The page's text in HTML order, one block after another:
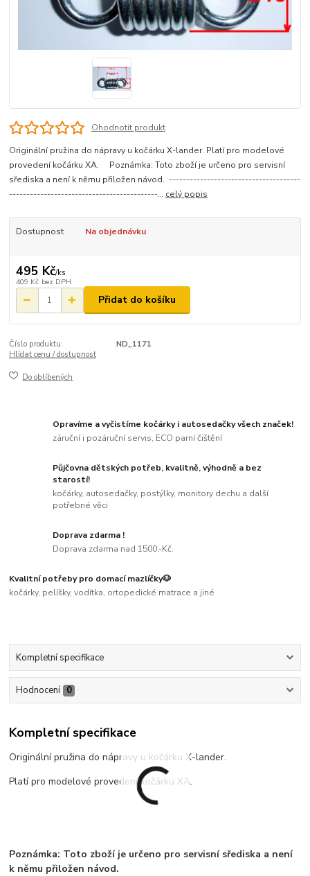
Ohodnotit produkt
Originální pružina do nápravy u kočárku X-lander. Platí pro modelové
provedení kočárku XA. Poznámka: Toto zboží je určeno pro servisní
sřediska a není k němu přiložen návod. --------------------------------------
-------------------------------------------... celý popis
Dostupnost Na objednávku
495 Kč/ks
409 Kč bez DPH
Přidat do košíku
Číslo produktu:
ND_1171
Hlídat cenu / dostupnost
Do oblíbených
Opravíme a vyčistíme kočárky i autosedačky všech značek!
záruční i pozáruční servis, ECO parní čištění
Půjčovna dětských potřeb, kvalitně, výhodně a bez
starostí!
kočárky, autosedačky, postýlky, monitory dechu a další
potřebné věci
Doprava zdarma !
Doprava zdarma nad 1500,-Kč.
Kvalitní potřeby pro domací mazlíčky🐶
kočárky, pelíšky, vodítka, ortopedické matrace a jiné
Kompletní specifikace
Hodnocení 0
Kompletní specifikace
Originální pružina do nápravy u kočárku X-lander.
Platí pro modelové provedení kočárku XA.
Poznámka: Toto zboží je určeno pro servisní sřediska a není
k němu přiložen návod.